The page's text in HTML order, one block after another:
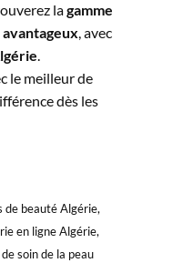
lagamme
, avec
.
le meilleur de
dès les
de beauté Algérie,
en ligne Algérie,
soin de la peau